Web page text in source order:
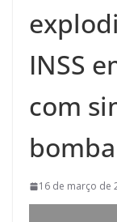
INSS
com
bomba
16 de março de